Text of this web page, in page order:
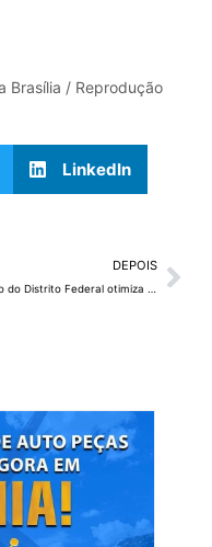
Brasília / Reprodução
LinkedIn
DEPOIS